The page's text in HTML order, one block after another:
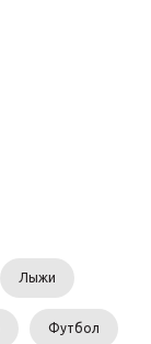
Лыжи
Футбол